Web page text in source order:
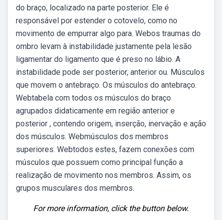
do braço, localizado na parte posterior. Ele é
responsável por estender o cotovelo, como no
movimento de empurrar algo para. Webos traumas do
ombro levam à instabilidade justamente pela lesão
ligamentar do ligamento que é preso no lábio. A
instabilidade pode ser posterior, anterior ou. Músculos
que movem o antebraço. Os músculos do antebraço.
Webtabela com todos os músculos do braço
agrupados didaticamente em região anterior e
posterior , contendo origem, inserção, inervação e ação
dos músculos. Webmúsculos dos membros
superiores. Webtodos estes, fazem conexões com
músculos que possuem como principal função a
realização de movimento nos membros. Assim, os
grupos musculares dos membros.
For more information, click the button below.